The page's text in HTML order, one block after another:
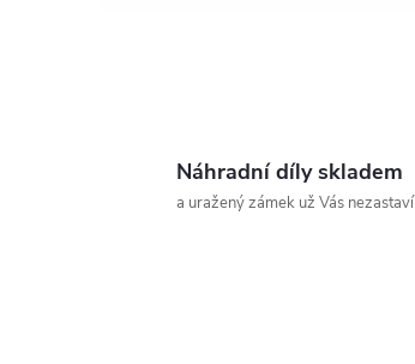
Náhradní díly skladem
a uražený zámek už Vás nezastaví